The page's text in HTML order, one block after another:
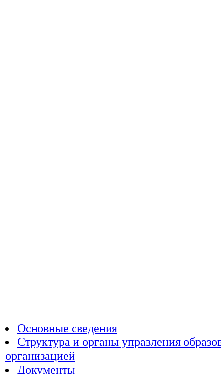
Основные сведения
Структура и органы управления
организацией
Документы